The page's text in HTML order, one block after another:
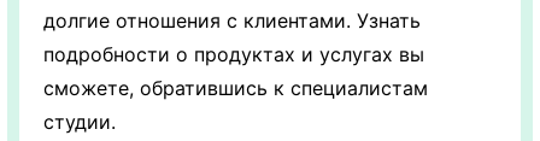
долгие отношения с клиентами. Узнать
подробности о продуктах и услугах вы
сможете, обратившись к специалистам
студии.